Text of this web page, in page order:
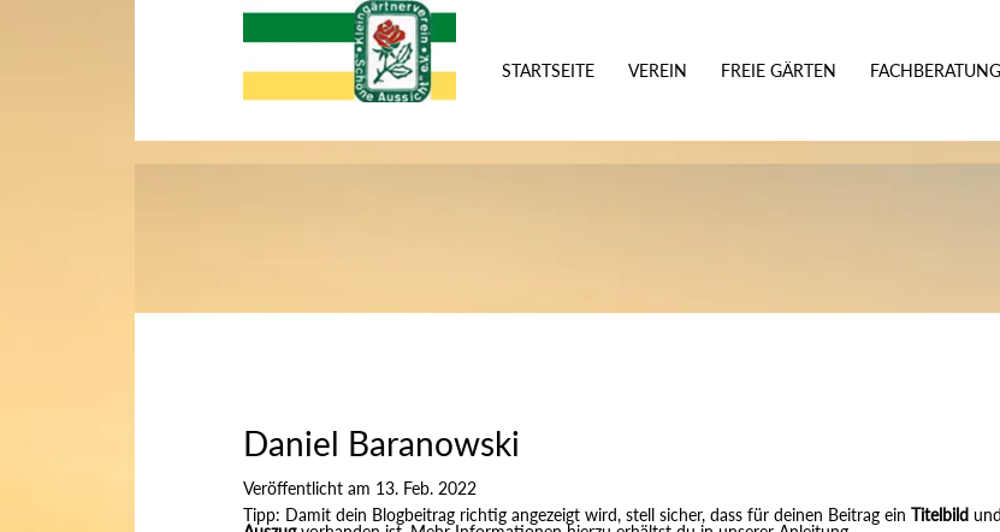
STARTSEITE VEREIN FREIE GÄRTEN
Daniel Baranowski
Veröffentlicht am 13. Feb. 2022
Tipp: Damit dein Blogbeitrag richtig angezeigt wird, stell sicher, dass für deinen Beitrag ein Titelbild